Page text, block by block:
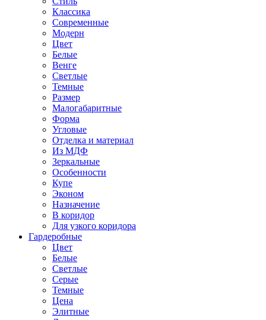
Классика
Современные
Модерн
Цвет
Белые
Венге
Светлые
Темные
Размер
Малогабаритные
Форма
Угловые
Отделка и материал
Из МДФ
Зеркальные
Особенности
Купе
Эконом
Назначение
В коридор
Для узкого коридора
Гардеробные
Цвет
Белые
Светлые
Серые
Темные
Цена
Элитные